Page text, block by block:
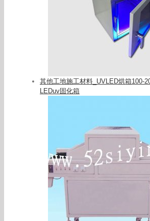
其他工地施工材料_UVLED烘箱100-
LEDuv固化箱